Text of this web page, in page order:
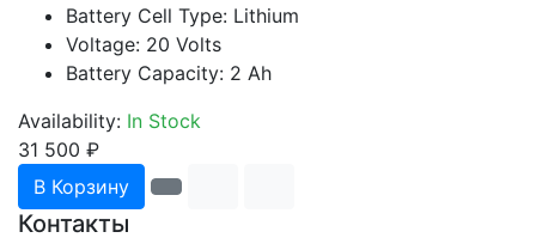
Battery Cell Type: Lithium
Voltage: 20 Volts
Battery Capacity: 2 Ah
Availability: In Stock
31 500 ₽
В Корзину
Контакты